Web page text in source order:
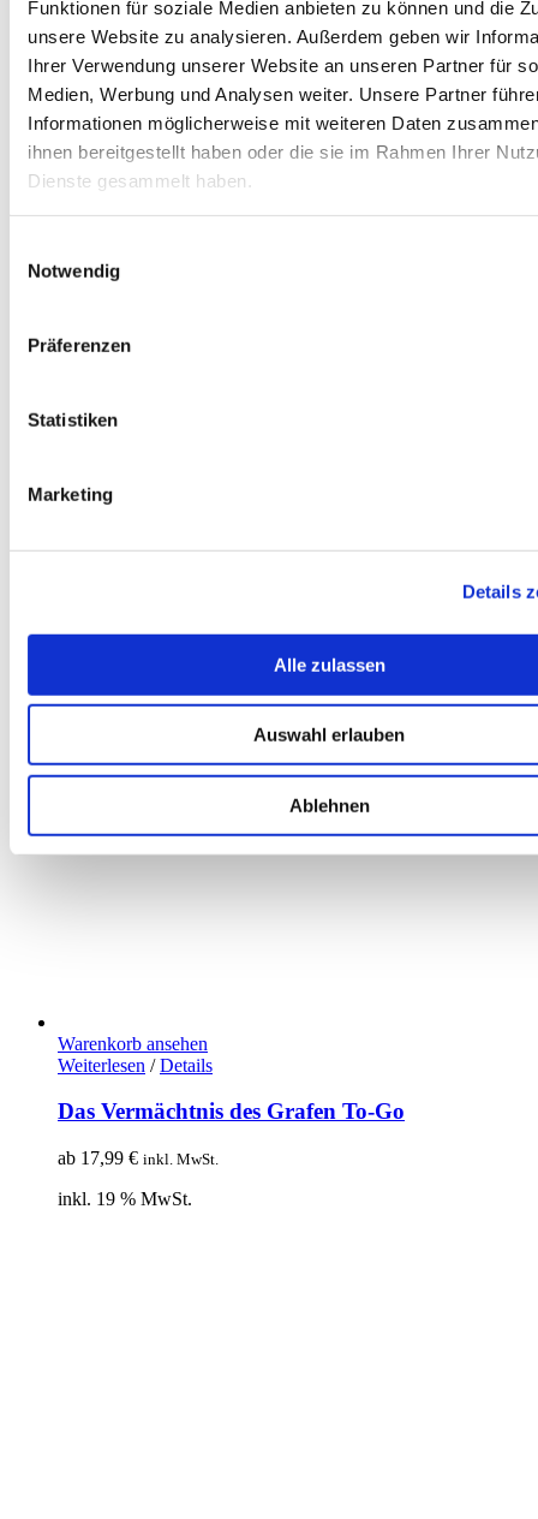
Funktionen für soziale Medien anbieten zu können und die
unsere Website zu analysieren. Außerdem geben wir
Ihrer Verwendung unserer Website an unseren Partner für
Medien, Werbung und Analysen weiter. Unsere Partner
Informationen möglicherweise mit weiteren Daten
ihnen bereitgestellt haben oder die sie im Rahmen Ihrer
Dienste gesammelt haben.
Notwendig
Präferenzen
Statistiken
Marketing
Details
Alle zulassen
Auswahl erlauben
Ablehnen
Weiterlesen
ab17,99€
Warenkorb ansehen
Weiterlesen / Details
Das Vermächtnis des Grafen To-Go
ab 17,99 € inkl. MwSt.
inkl. 19 % MwSt.